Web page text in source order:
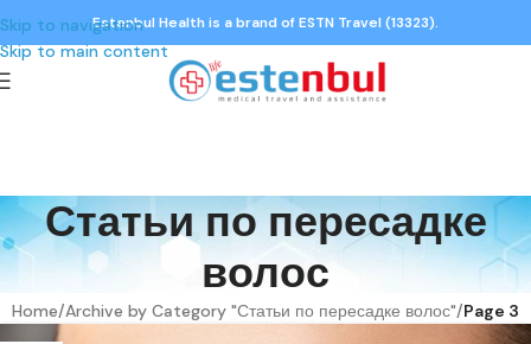
Skip to navigation
Skip to main content
Estenbul Health is a brand of ESTN Travel (13323).
Статьи по пересадке
волос
Home/Archive by Category "Статьи по пересадке волос"/Page 3